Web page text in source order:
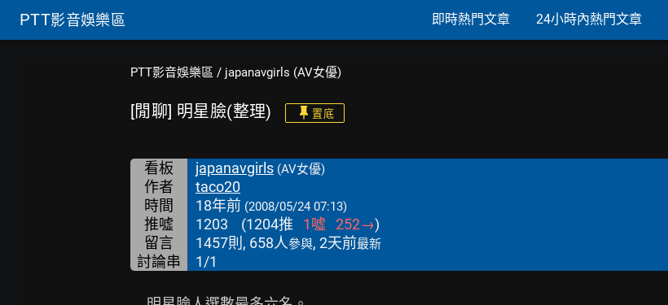
PTT影音娛樂區 即時熱門文章 24小時內熱門文章
PTT影音娛樂區 / japanavgirls (AV女優)
[閒聊] 明星臉(整理) 置底
看板 japanavgirls (AV女優)
作者
taco20
時間
18年前 (2008/05/24 07:13)
推噓 1203 (1204推 1噓 252→)
留言
1457則, 658人參與, 2天前最新
討論串 1/1